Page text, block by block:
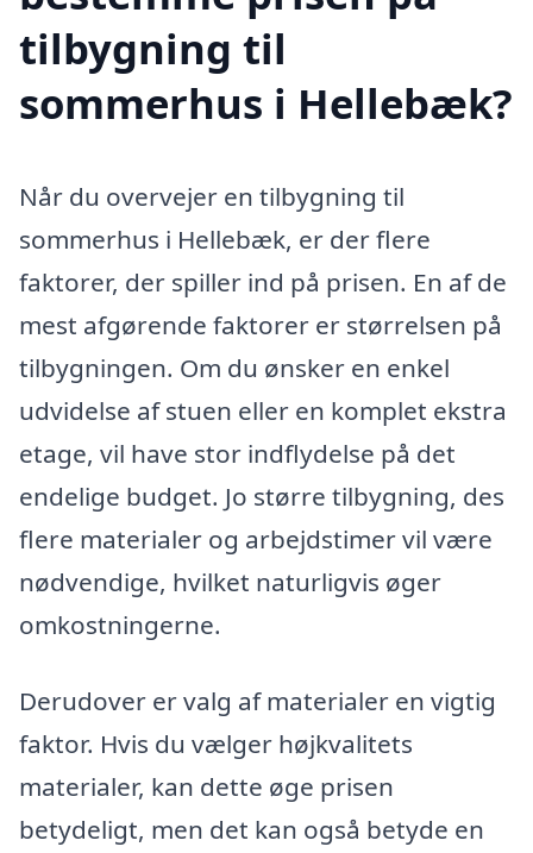
tilbygning til
sommerhus i Hellebæk?
Når du overvejer en tilbygning til
sommerhus i Hellebæk, er der flere
faktorer, der spiller ind på prisen. En af de
mest afgørende faktorer er størrelsen på
tilbygningen. Om du ønsker en enkel
udvidelse af stuen eller en komplet ekstra
etage, vil have stor indflydelse på det
endelige budget. Jo større tilbygning, des
flere materialer og arbejdstimer vil være
nødvendige, hvilket naturligvis øger
omkostningerne.
Derudover er valg af materialer en vigtig
faktor. Hvis du vælger højkvalitets
materialer, kan dette øge prisen
betydeligt, men det kan også betyde en